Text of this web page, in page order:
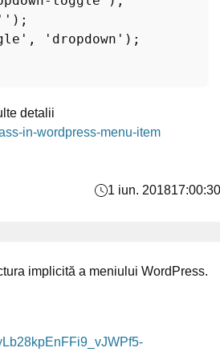
'dropdown');
detalii
in-wordpress-menu-item
1 iun. 201817:00:30
implicită a meniului WordPress.